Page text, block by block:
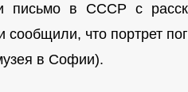
письмо в СССР с
сообщили, что портрет
в Софии).